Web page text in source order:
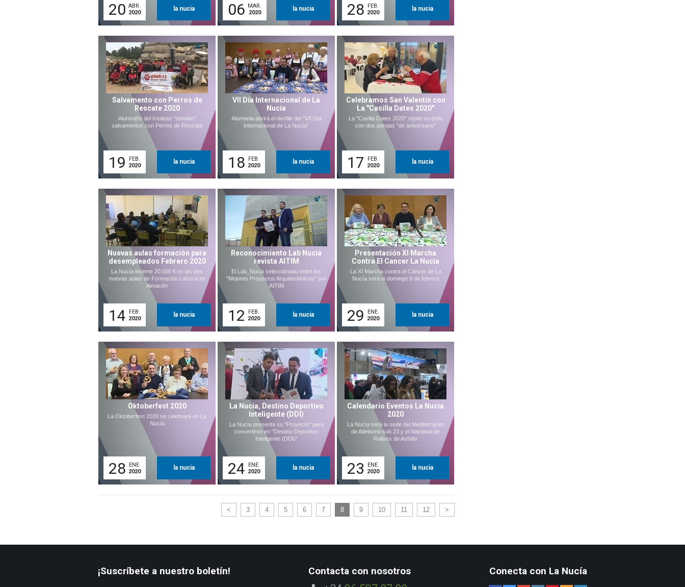
20 ABR.
2020
la nucia 06 MAR.
2020
la nucia 28
FEB.
2020
la nucia
Salvamento con Perros de
Rescate 2020
Alumn@s del Instituto "simulan"
salvamentos con Perros de Rescate
19
FEB.
2020
la nucia
VII Día Internacional de La
Nucía
Alemania abrirá el desfile del "VII Día
Internacional de La Nucía"
18
FEB.
2020
la nucia
Celebramos San Valentín con
La "Casilla Dates 2020"
La "Casilla Dates 2020" repite su éxito
con dos parejas "de aniversario"
17
FEB.
2020
la nucia
Nuevas aulas formación para
desempleados Febrero 2020
La Nucía invierte 20.000 € en las dos
nuevas aulas de Formación Laboral en
Almacén
14
FEB.
2020
la nucia
Reconocimiento Lab Nucia
revista AITIM
El Lab_Nucia seleccionado entre los
"Mejores Proyectos Arquitectónicos" por
AITIM
12
FEB.
2020
la nucia
Presentación XI Marcha
Contra El Cancer La Nucía
La XI Marcha contra el Cáncer de La
Nucía será el domingo 9 de febrero
29
ENE.
2020
la nucia
Oktoberfest 2020
La Oktoberfest 2020 se celebrará en La
Nucía
28
ENE.
2020
la nucia
La Nucía, Destino Deportivo
Inteligente (DDI)
La Nucía presenta su "Proyecto" para
convertirse en "Destino Deportivo
Inteligente (DDI)"
24
ENE.
2020
la nucia
Calendario Eventos La Nucia
2020
La Nucía será la sede del Mediterràneo
de Atletismo sub 23 y el Nacional de
Rallyes de Asfalto
23
ENE.
2020
la nucia
< 3 4 5 6 7 8 9 10 11 12 >
¡Suscríbete a nuestro boletín! Contacta con nosotros Conecta con La Nucía